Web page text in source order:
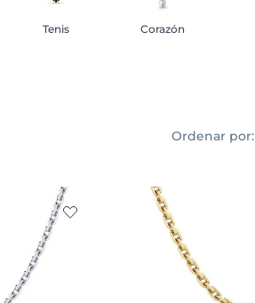
Tenis Corazón
Ordenar por: